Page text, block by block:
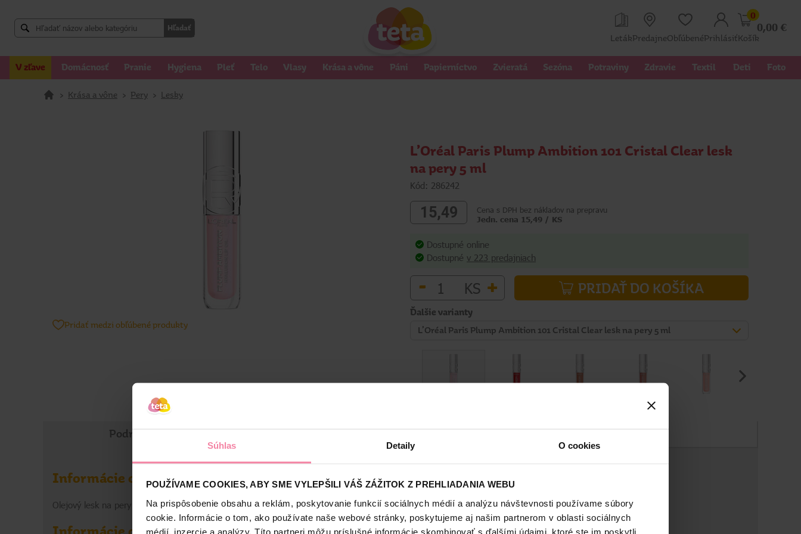
Súhlas Detaily O cookies
POUŽÍVAME COOKIES, ABY SME VYLEPŠILI VÁŠ ZÁŽITOK Z PREHLIADANIA WEBU
Na prispôsobenie obsahu a reklám, poskytovanie funkcií sociálnych médií a analýzu návštevnosti používame súbory
cookie. Informácie o tom, ako používate naše webové stránky, poskytujeme aj našim partnerom v oblasti sociálnych
médií, inzercie a analýzy. Títo partneri môžu príslušné informácie skombinovať s ďalšími údajmi, ktoré ste im poskytli
Hľadať
LetákPredajneObľúbenéPrihlásiť
0
0,00 €
Košík
V zľave Domácnosť Pranie Hygiena Pleť Telo Vlasy Krása a vône Páni Papierníctvo Zvieratá Sezóna Potraviny Zdravie Textil Deti Foto
> Krása a vône > Pery > Lesky
Pridať medzi obľúbené produkty
L’Oréal Paris Plump Ambition 101 Cristal Clear lesk
na pery 5 ml
Kód: 286242
15,49
Cena s DPH bez nákladov na prepravu
Jedn. cena 15,49 / KS
Dostupné online
Dostupné v 223 predajniach
- KS + PRIDAŤ DO KOŠÍKA
Ďalšie varianty
L’Oréal Paris Plump Ambition 101 Cristal Clear lesk na pery 5 ml
Podrobné informácie
Informácie o výrobku
Olejový lesk na pery s hydratačným účinkom.